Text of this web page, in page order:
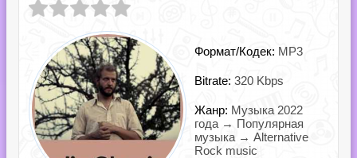
Формат/Кодек: MP3
Bitrate: 320 Kbps
Жанр: Музыка 2022
года → Популярная
музыка → Alternative
Rock music